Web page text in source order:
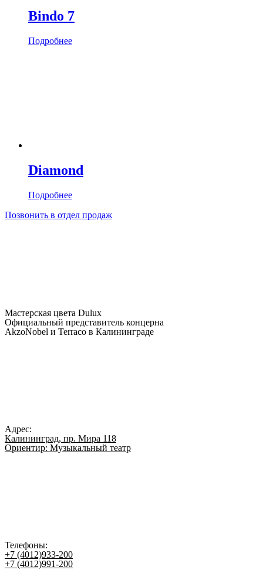
Bindo 7
Подробнее
Diamond
Подробнее
Позвонить в отдел продаж
Мастерская цвета Dulux
Официальный представитель концерна
AkzoNobel и Terraco в Калининграде
Адрес:
Калининград, пр. Мира 118
Ориентир: Музыкальный театр
Телефоны:
+7 (4012)933-200
+7 (4012)991-200